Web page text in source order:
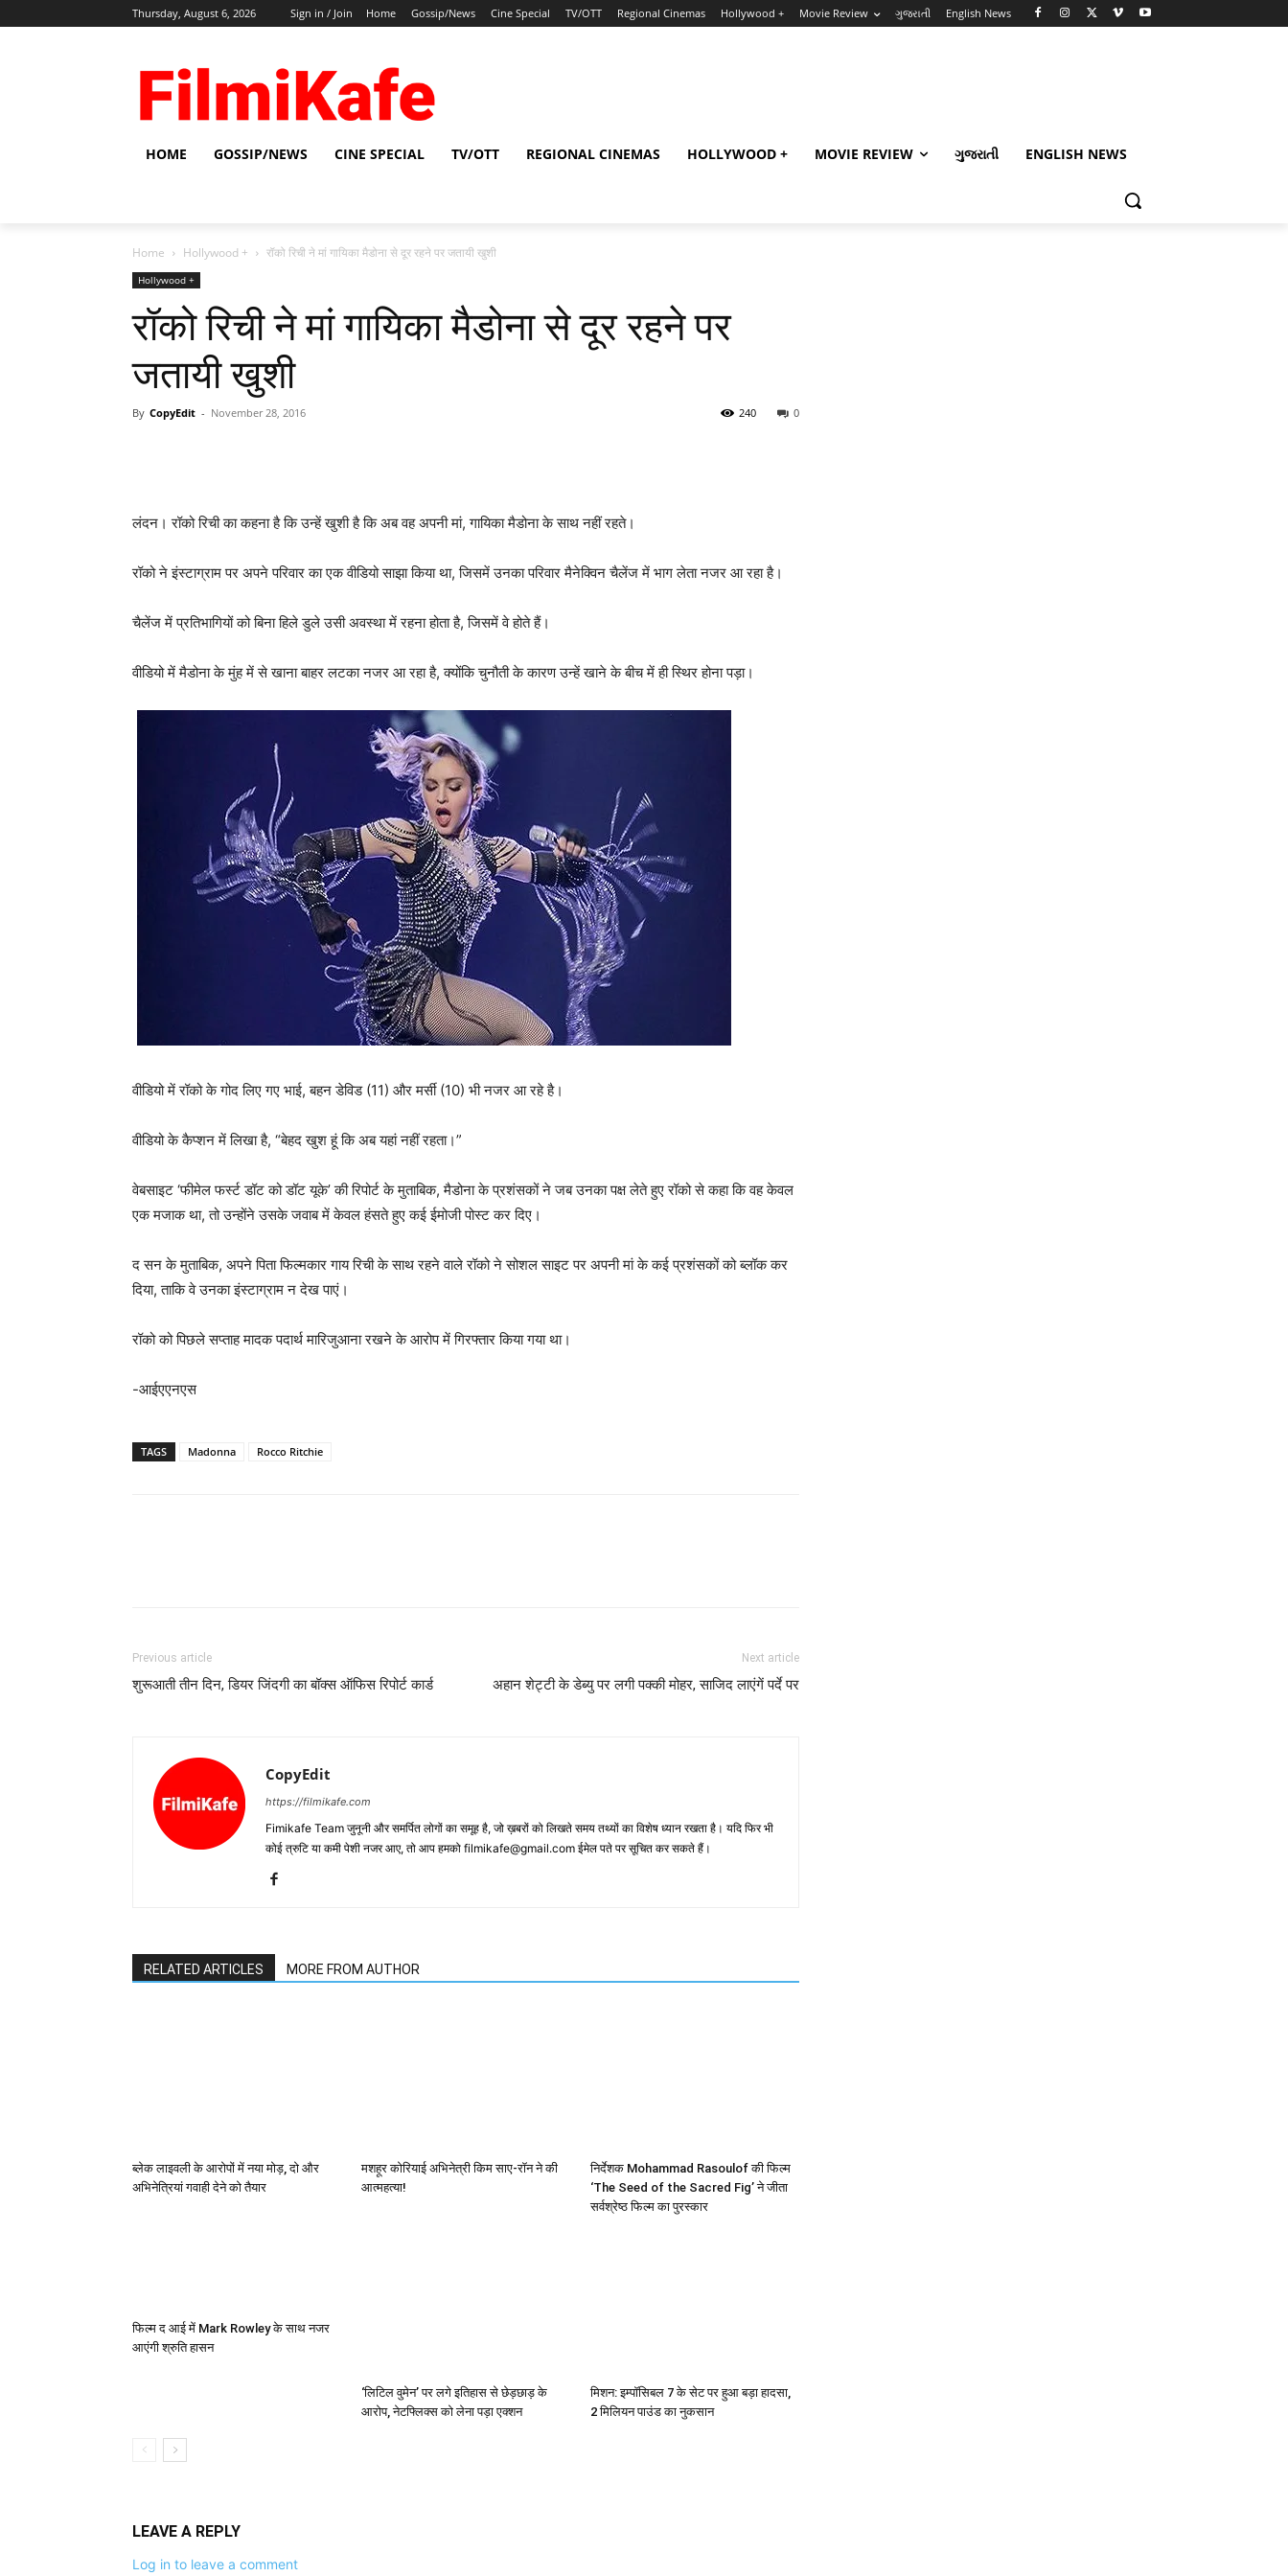
Thursday, August 6, 2026 Sign in / Join Home Gossip/News Cine Special TV/OTT Regional Cinemas Hollywood + Movie Review ગુજરાતી English News
HOME GOSSIP/NEWS CINE SPECIAL TV/OTT REGIONAL CINEMAS HOLLYWOOD + MOVIE REVIEW ગુજરાતી ENGLISH NEWS
Home Hollywood + रॉको रिची ने मां गायिका मैडोना से दूर रहने पर जतायी खुशी
Hollywood +
रॉको रिची ने मां गायिका मैडोना से दूर रहने पर
जतायी खुशी
By CopyEdit - November 28, 2016 0
240
लंदन। रॉको रिची का कहना है कि उन्हें खुशी है कि अब वह अपनी मां, गायिका मैडोना के साथ नहीं रहते।
रॉको ने इंस्टाग्राम पर अपने परिवार का एक वीडियो साझा किया था, जिसमें उनका परिवार मैनेक्विन चैलेंज में भाग लेता नजर आ रहा है।
चैलेंज में प्रतिभागियों को बिना हिले डुले उसी अवस्था में रहना होता है, जिसमें वे होते हैं।
वीडियो में मैडोना के मुंह में से खाना बाहर लटका नजर आ रहा है, क्योंकि चुनौती के कारण उन्हें खाने के बीच में ही स्थिर होना पड़ा।
वीडियो में रॉको के गोद लिए गए भाई, बहन डेविड (11) और मर्सी (10) भी नजर आ रहे है।
वीडियो के कैप्शन में लिखा है, “बेहद खुश हूं कि अब यहां नहीं रहता।”
वेबसाइट ‘फीमेल फर्स्ट डॉट को डॉट यूके’ की रिपोर्ट के मुताबिक, मैडोना के प्रशंसकों ने जब उनका पक्ष लेते हुए रॉको से कहा कि वह केवल
एक मजाक था, तो उन्होंने उसके जवाब में केवल हंसते हुए कई ईमोजी पोस्ट कर दिए।
द सन के मुताबिक, अपने पिता फिल्मकार गाय रिची के साथ रहने वाले रॉको ने सोशल साइट पर अपनी मां के कई प्रशंसकों को ब्लॉक कर
दिया, ताकि वे उनका इंस्टाग्राम न देख पाएं।
रॉको को पिछले सप्ताह मादक पदार्थ मारिजुआना रखने के आरोप में गिरफ्तार किया गया था।
-आईएएनएस
TAGS Madonna Rocco Ritchie
Previous article
शुरूआती तीन दिन, डियर जिंदगी का बॉक्‍स ऑफिस रिपोर्ट कार्ड
Next article
अहान शेट्टी के डेब्‍यु पर लगी पक्‍की मोहर, साजिद लाएंगें पर्दे पर
CopyEdit
https://filmikafe.com
Fimikafe Team जुनूनी और समर्पित लोगों का समूह है, जो ख़बरों को लिखते समय तथ्‍यों का विशेष ध्‍यान रखता है। यदि फिर भी
कोई त्रुटि या कमी पेशी नजर आए, तो आप हमको filmikafe@gmail.com ईमेल पते पर सूचित कर सकते हैं।
RELATED ARTICLES MORE FROM AUTHOR
ब्लेक लाइवली के आरोपों में नया मोड़, दो और
अभिनेत्रियां गवाही देने को तैयार
मशहूर कोरियाई अभिनेत्री किम साए-रॉन ने की
आत्महत्या!
निर्देशक Mohammad Rasoulof की फिल्म
‘The Seed of the Sacred Fig’ ने जीता
सर्वश्रेष्ठ फिल्म का पुरस्कार
फिल्‍म द आई में Mark Rowley के साथ नजर
आएंगी श्रुति हासन
‘लिटिल वुमेन’ पर लगे इतिहास से छेड़छाड़ के
आरोप, नेटफ्लिक्स को लेना पड़ा एक्‍शन
मिशन: इम्पॉसिबल 7 के सेट पर हुआ बड़ा हादसा,
2 मिलियन पाउंड का नुकसान
LEAVE A REPLY
Log in to leave a comment